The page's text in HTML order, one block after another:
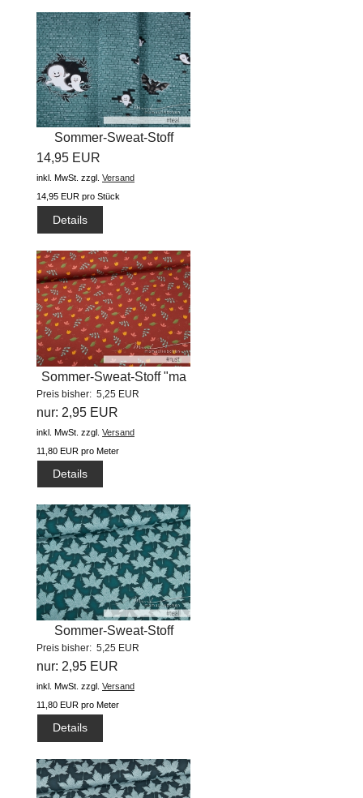
Sommer-Sweat-Stoff
"Ghost 2020...
14,95 EUR
inkl. MwSt. zzgl. Versand
14,95 EUR pro Stück
Details
Sommer-Sweat-Stoff "ma
petite...
Preis bisher: 5,25 EUR
nur: 2,95 EUR
inkl. MwSt. zzgl. Versand
11,80 EUR pro Meter
Details
Sommer-Sweat-Stoff
"cosy...
Preis bisher: 5,25 EUR
nur: 2,95 EUR
inkl. MwSt. zzgl. Versand
11,80 EUR pro Meter
Details